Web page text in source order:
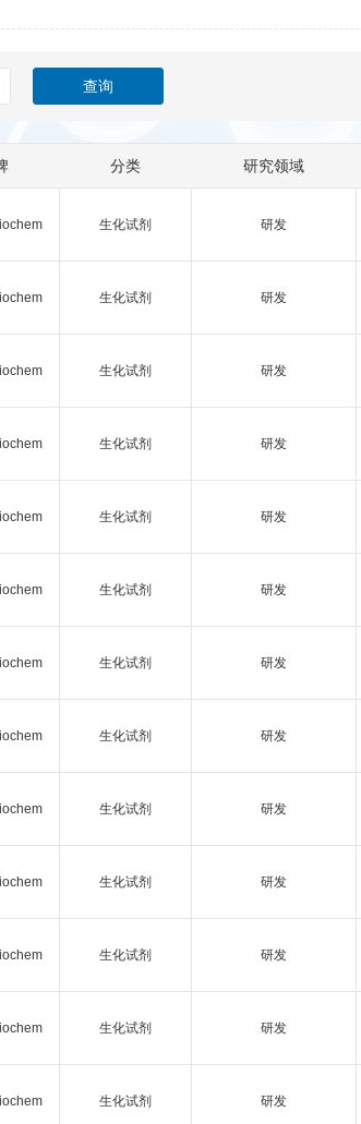
Biosciences
Milenia Biotec
分类 研究领域
生化试剂 研发
生化试剂 研发
生化试剂 研发
生化试剂 研发
生化试剂 研发
生化试剂 研发
生化试剂 研发
生化试剂 研发
生化试剂 研发
生化试剂 研发
生化试剂 研发
生化试剂 研发
生化试剂 研发